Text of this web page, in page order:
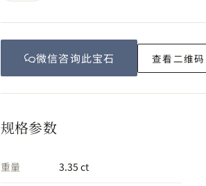
微信咨询此宝石 查看二维码
规格参数
重量 3.35 ct